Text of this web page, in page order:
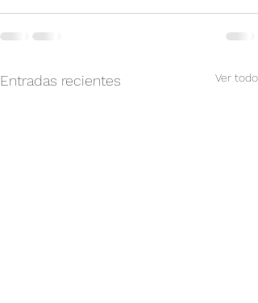
Entradas recientes Ver todo